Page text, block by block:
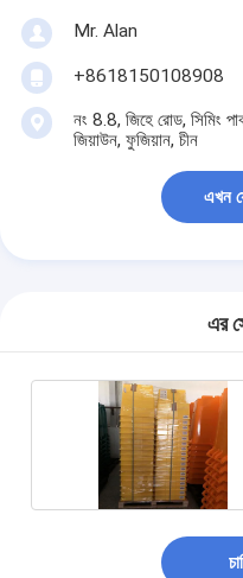
Mr. Alan
+8618150108908
নং 8.8, জিহে রোড, সিমিং
জিয়াউন, ফুজিয়ান, চীন
এখন
এর